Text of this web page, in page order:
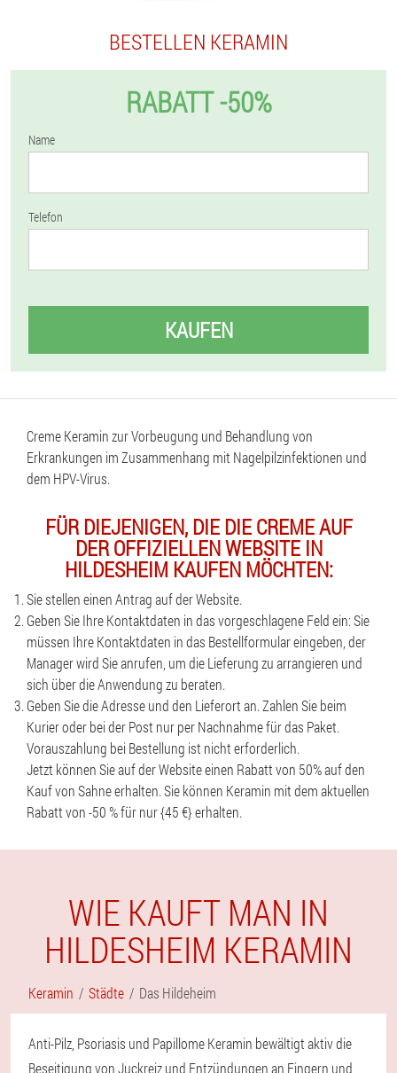
BESTELLEN KERAMIN
RABATT -50%
Name
Telefon
KAUFEN
Creme Keramin zur Vorbeugung und Behandlung von
Erkrankungen im Zusammenhang mit Nagelpilzinfektionen und
dem HPV-Virus.
FÜR DIEJENIGEN, DIE DIE CREME AUF
DER OFFIZIELLEN WEBSITE IN
HILDESHEIM KAUFEN MÖCHTEN:
Sie stellen einen Antrag auf der Website.
Geben Sie Ihre Kontaktdaten in das vorgeschlagene Feld ein: Sie
müssen Ihre Kontaktdaten in das Bestellformular eingeben, der
Manager wird Sie anrufen, um die Lieferung zu arrangieren und
sich über die Anwendung zu beraten.
Geben Sie die Adresse und den Lieferort an. Zahlen Sie beim
Kurier oder bei der Post nur per Nachnahme für das Paket.
Vorauszahlung bei Bestellung ist nicht erforderlich.
Jetzt können Sie auf der Website einen Rabatt von 50% auf den
Kauf von Sahne erhalten. Sie können Keramin mit dem aktuellen
Rabatt von -50 % für nur {45 €} erhalten.
WIE KAUFT MAN IN
HILDESHEIM KERAMIN
Keramin Städte Das Hildeheim
Anti-Pilz, Psoriasis und Papillome Keramin bewältigt aktiv die
Beseitigung von Juckreiz und Entzündungen an Fingern und